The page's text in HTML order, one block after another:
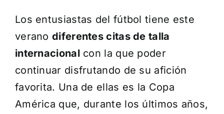
Los entusiastas del fútbol tiene este
veranodiferentes citas de talla
internacionalcon la que poder
continuar disfrutando de su afición
favorita. Una de ellas es la Copa
América que, durante los últimos años,